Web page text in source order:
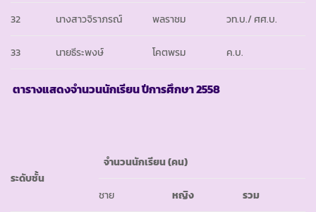
32 นางสาวจิราภรณ์ พลราชม วท.บ./ ศศ.บ.
33 นายธีระพงษ์ โคตพรม ค.บ.
ตารางแสดงจำนวนนักเรียน ปีการศึกษา2558
ระดับชั้น
จำนวนนักเรียน(คน)
ชาย หญิง รวม